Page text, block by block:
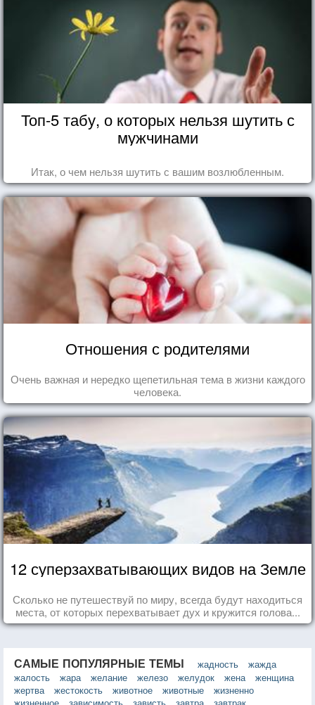
Топ-5 табу, о которых нельзя шутить с
мужчинами
Итак, о чем нельзя шутить с вашим возлюбленным.
Отношения с родителями
Очень важная и нередко щепетильная тема в жизни каждого
человека.
12 суперзахватывающих видов на Земле
Сколько не путешествуй по миру, всегда будут находиться
места, от которых перехватывает дух и кружится голова...
САМЫЕ ПОПУЛЯРНЫЕ ТЕМЫ жадность
жажда
жалость
жара желание железо желудок жена
женщина
жертва
жестокость животное животные
жизненно